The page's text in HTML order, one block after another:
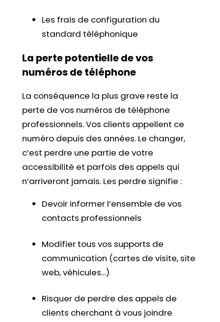
Les frais de configuration du
standard téléphonique
La perte potentielle de vos
numéros de téléphone
La conséquence la plus grave reste la
perte de vos numéros de téléphone
professionnels. Vos clients appellent ce
numéro depuis des années. Le changer,
c’est perdre une partie de votre
accessibilité et parfois des appels qui
n’arriveront jamais. Les perdre signifie :
Devoir informer l’ensemble de vos
contacts professionnels
Modifier tous vos supports de
communication (cartes de visite, site
web, véhicules…)
Risquer de perdre des appels de
clients cherchant à vous joindre